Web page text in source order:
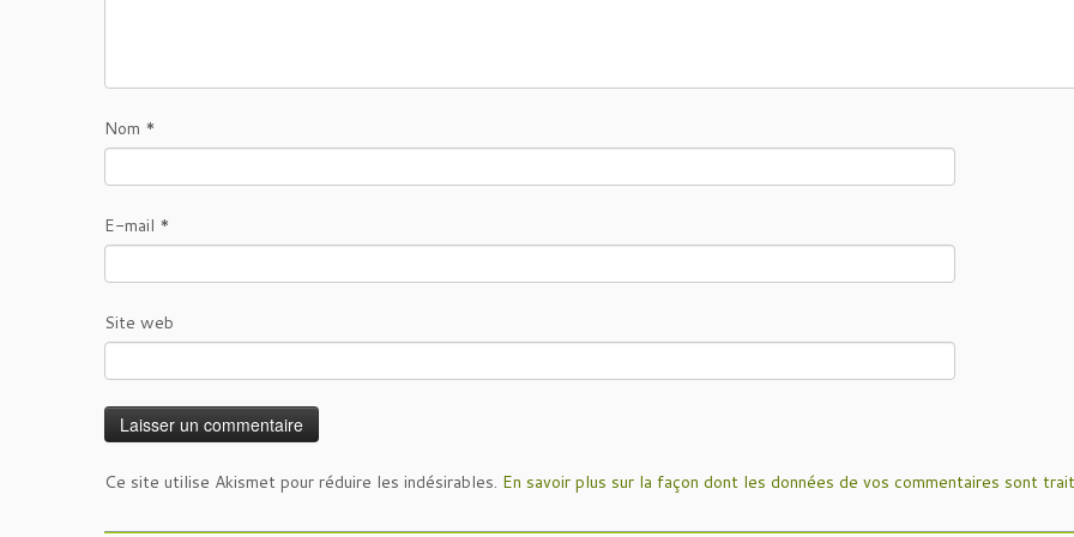
Nom *
E-mail *
Site web
Ce site utilise Akismet pour réduire les indésirables. En savoir plus sur la façon dont les données de vos commentaires sont